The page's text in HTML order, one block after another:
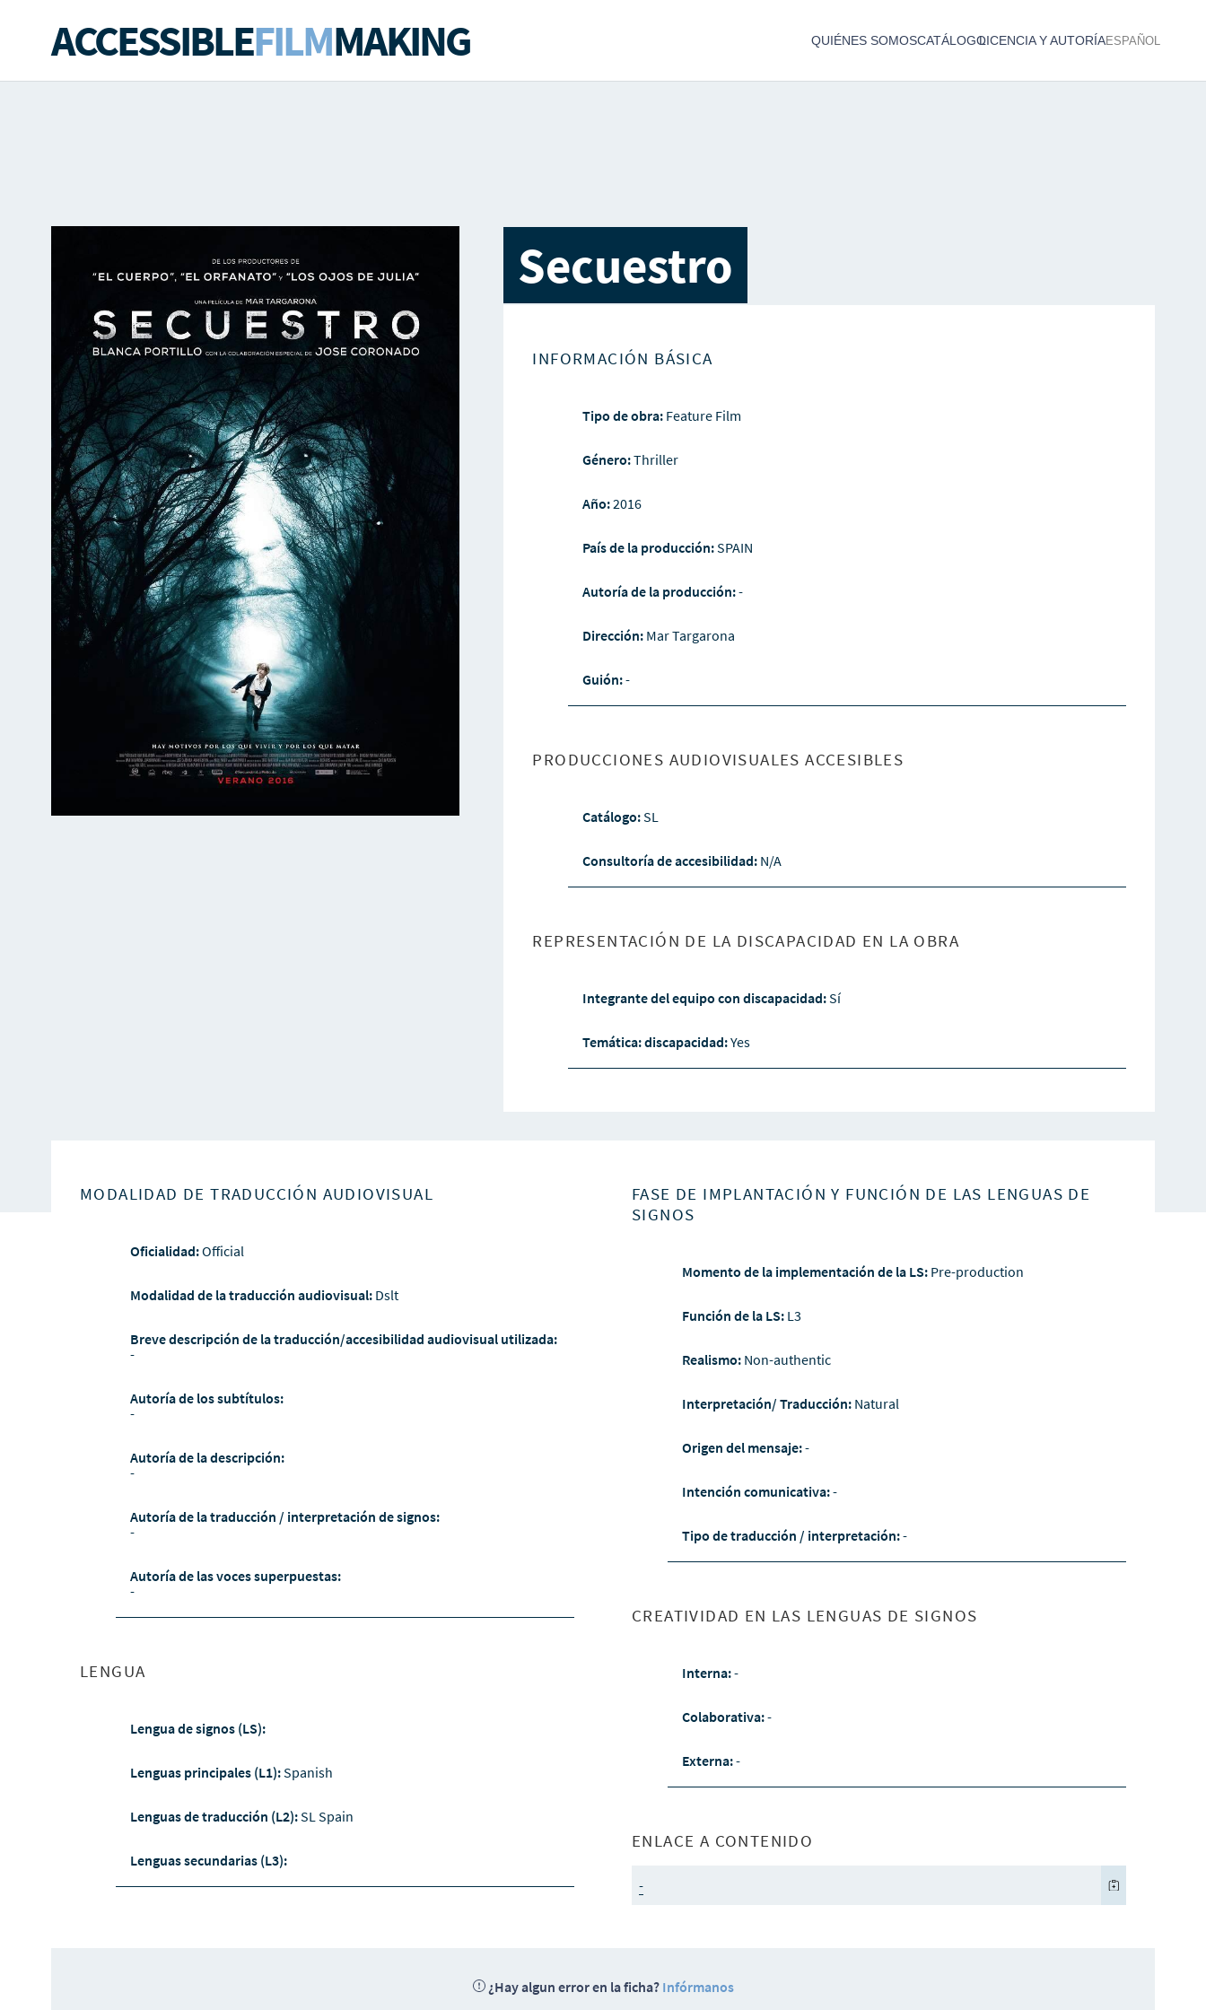
ACCESSIBLEFILMMAKING QUIÉNES SOMOSCATÁLOGOLICENCIA Y AUTORÍAESPAÑOL
Secuestro
INFORMACIÓN BÁSICA
Tipo de obra: Feature Film
Género:Thriller
Año:2016
País de la producción:SPAIN
Autoría de la producción:-
Dirección: Mar Targarona
Guión:-
PRODUCCIONES AUDIOVISUALES ACCESIBLES
Catálogo:SL
Consultoría de accesibilidad: N/A
REPRESENTACIÓN DE LA DISCAPACIDAD EN LA OBRA
Integrante del equipo con discapacidad:Sí
Temática: discapacidad:Yes
MODALIDAD DE TRADUCCIÓN AUDIOVISUAL
Oficialidad:Official
Modalidad de la traducción audiovisual: Dslt
Breve descripción de la traducción/accesibilidad audiovisual utilizada:
-
Autoría de los subtítulos:
-
Autoría de la descripción:
-
Autoría de la traducción / interpretación de signos:
-
Autoría de las voces superpuestas:
-
LENGUA
Lengua de signos (LS):
Lenguas principales (L1):Spanish
Lenguas de traducción (L2):SL Spain
Lenguas secundarias (L3):
FASE DE IMPLANTACIÓN Y FUNCIÓN DE LAS LENGUAS DE
SIGNOS
Momento de la implementación de la LS: Pre-production
Función de la LS: L3
Realismo: Non-authentic
Interpretación/ Traducción: Natural
Origen del mensaje:-
Intención comunicativa:-
Tipo de traducción / interpretación:-
CREATIVIDAD EN LAS LENGUAS DE SIGNOS
Interna:-
Colaborativa:-
Externa:-
ENLACE A CONTENIDO
-
¿Hay algun error en la ficha? Infórmanos